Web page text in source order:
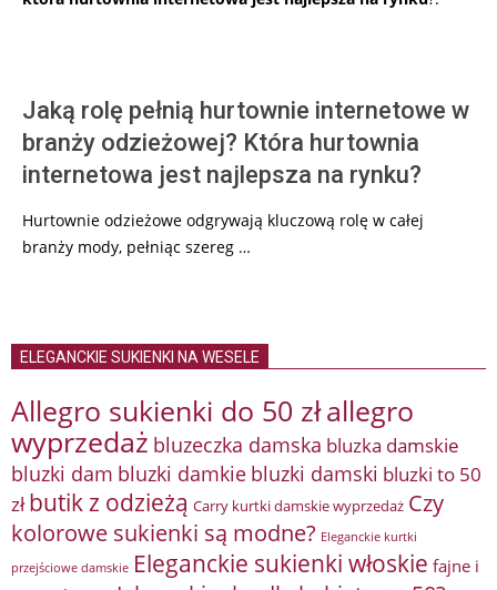
Jaką rolę pełnią hurtownie internetowe w
branży odzieżowej? Która hurtownia
internetowa jest najlepsza na rynku?
Hurtownie odzieżowe odgrywają kluczową rolę w całej
branży mody, pełniąc szereg …
ELEGANCKIE SUKIENKI NA WESELE
Allegro sukienki do 50 złallegro
wyprzedaż bluzeczka damska bluzka damskie
bluzki dam bluzki damkie bluzki damski bluzki to 50
zł butik z odzieżą Carry kurtki damskie wyprzedaż Czy
kolorowe sukienki są modne? Eleganckie kurtki
przejściowe damskie Eleganckie sukienki włoskie fajne i